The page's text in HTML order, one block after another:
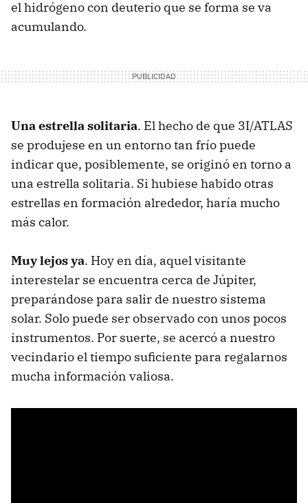
el hidrógeno con deuterio que se forma se va
acumulando.
Una estrella solitaria. El hecho de que 3I/ATLAS
se produjese en un entorno tan frío puede
indicar que, posiblemente, se originó en torno a
una estrella solitaria. Si hubiese habido otras
estrellas en formación alrededor, haría mucho
más calor.
Muy lejos ya. Hoy en día, aquel visitante
interestelar se encuentra cerca de Júpiter,
preparándose para salir de nuestro sistema
solar. Solo puede ser observado con unos pocos
instrumentos. Por suerte, se acercó a nuestro
vecindario el tiempo suficiente para regalarnos
mucha información valiosa.